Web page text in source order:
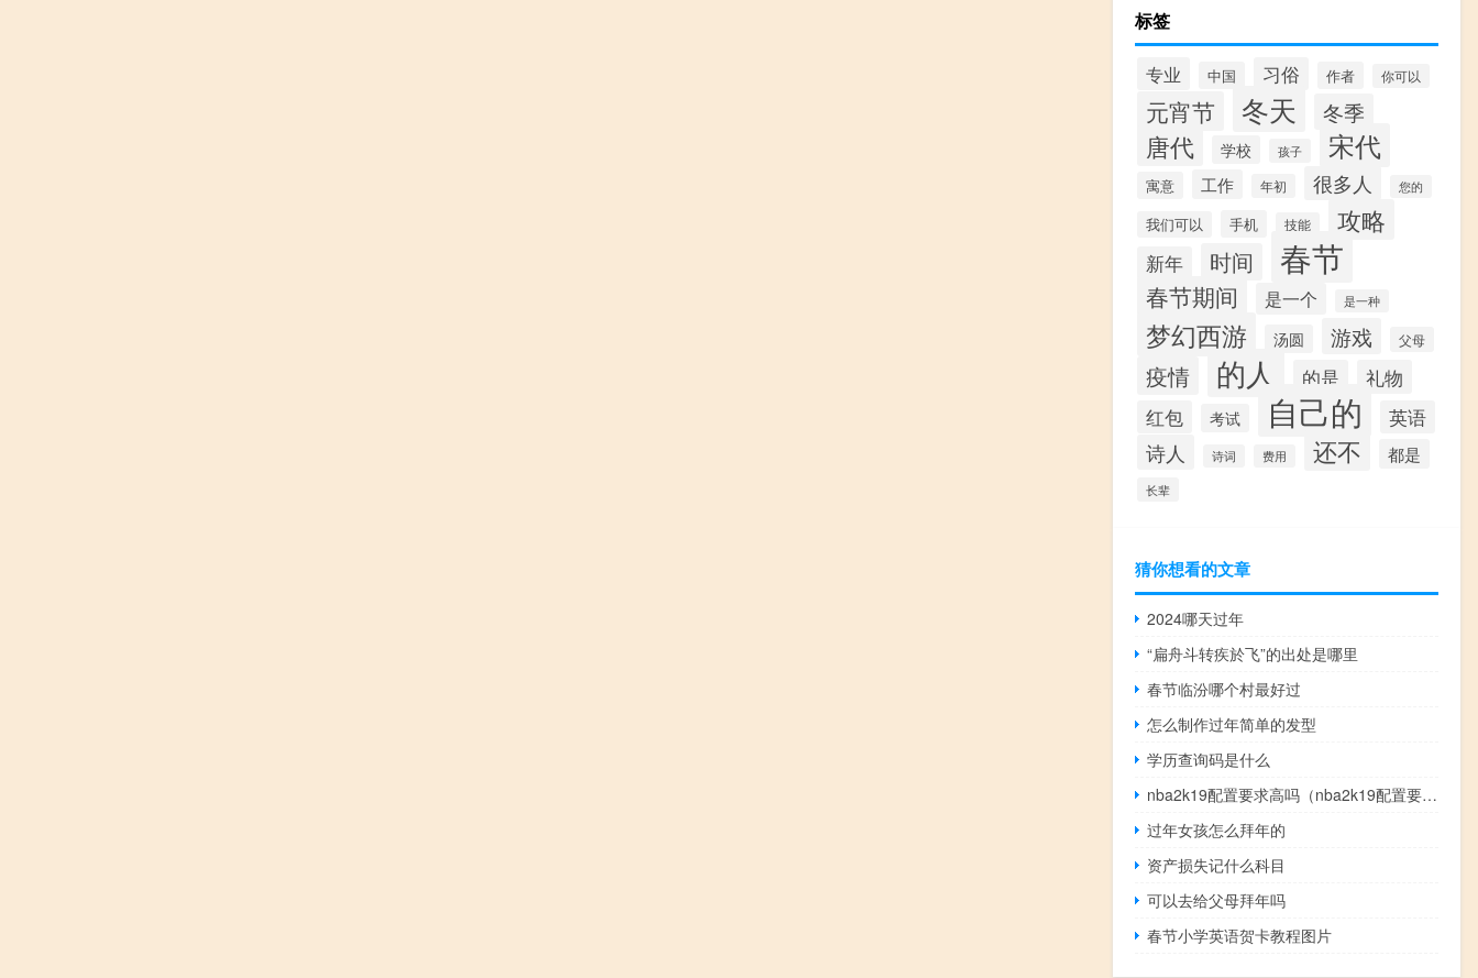
标签
专业 中国 习俗 作者 你可以
元宵节 冬天 冬季
唐代 学校 孩子 宋代
寓意 工作 年初 很多人 您的
我们可以 手机 技能 攻略
新年 时间 春节
春节期间 是一个 是一种
梦幻西游 汤圆 游戏 父母
疫情 的人 的是 礼物
红包 考试 自己的 英语
诗人 诗词 费用 还不 都是
长辈
猜你想看的文章
2024哪天过年
“扁舟斗转疾於飞”的出处是哪里
春节临汾哪个村最好过
怎么制作过年简单的发型
学历查询码是什么
nba2k19配置要求高吗（nba2k19配置要求）
过年女孩怎么拜年的
资产损失记什么科目
可以去给父母拜年吗
春节小学英语贺卡教程图片